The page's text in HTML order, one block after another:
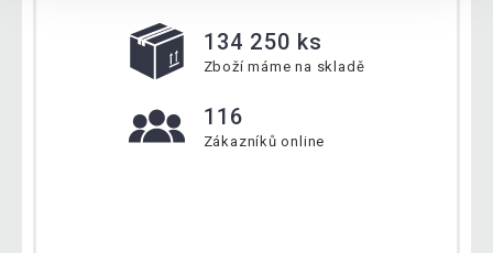
134 250 ks
Zboží máme na skladě
116
Zákazníků online